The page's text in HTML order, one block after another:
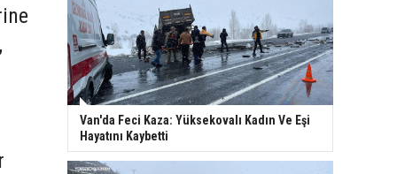
Van'da Feci Kaza: Yüksekovalı Kadın Ve Eşi
Hayatını Kaybetti